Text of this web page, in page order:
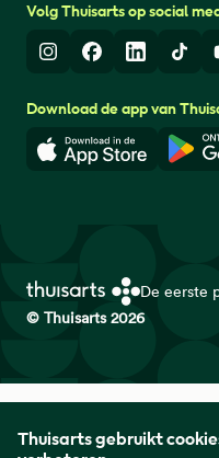
Thuisarts gebruikt
Volg Thuisarts op social
InstagramFacebook
LinkedIn
Download de app van
Download in
De eerste
© Thuisarts 2026
Huisartsen Genootschap